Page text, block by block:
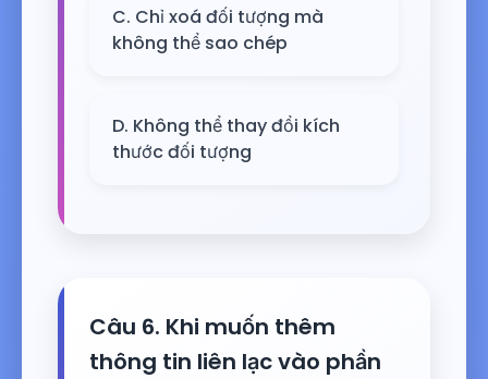
C. Chỉ xoá đối tượng mà
không thể sao chép
D. Không thể thay đổi kích
thước đối tượng
Câu 6. Khi muốn thêm
thông tin liên lạc vào phần